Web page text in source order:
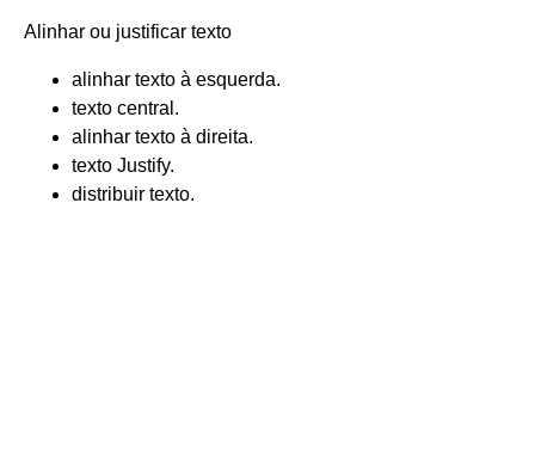
Alinhar ou justificar texto
alinhar texto à esquerda.
texto central.
alinhar texto à direita.
texto Justify.
distribuir texto.